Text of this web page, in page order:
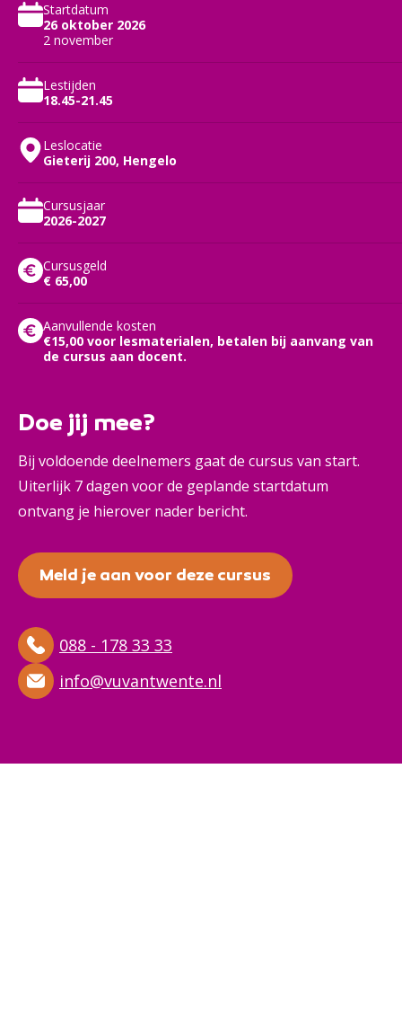
Startdatum
26 oktober 2026
2 november
Lestijden
18.45-21.45
Leslocatie
Gieterij 200, Hengelo
Cursusjaar
2026-2027
Cursusgeld
€ 65,00
Aanvullende kosten
€15,00 voor lesmaterialen, betalen bij aanvang van
de cursus aan docent.
Doe jij mee?
Bij voldoende deelnemers gaat de cursus van start.
Uiterlijk 7 dagen voor de geplande startdatum
ontvang je hierover nader bericht.
Meld je aan voor deze cursus
088 - 178 33 33
info@vuvantwente.nl